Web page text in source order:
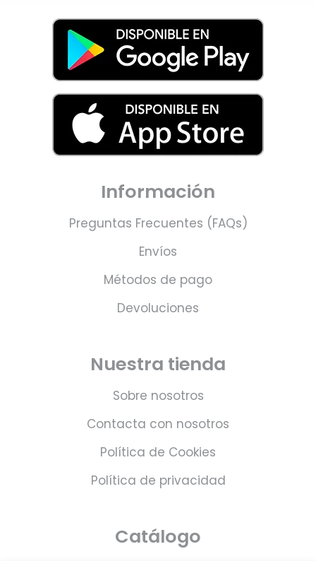
Información
Preguntas Frecuentes (FAQs)
Envíos
Métodos de pago
Devoluciones
Nuestra tienda
Sobre nosotros
Contacta con nosotros
Política de Cookies
Política de privacidad
Catálogo